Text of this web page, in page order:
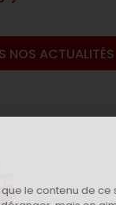
NOS ACTUALITÉS